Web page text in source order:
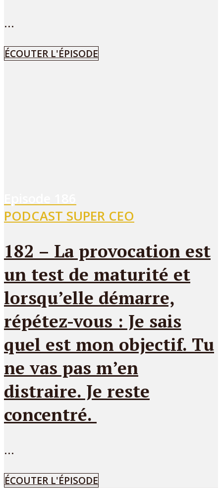
...
ÉCOUTER L'ÉPISODE
PODCAST SUPER CEO
182 – La provocation est
un test de maturité et
lorsqu’elle démarre,
répétez-vous : Je sais
quel est mon objectif. Tu
ne vas pas m’en
distraire. Je reste
concentré.
...
ÉCOUTER L'ÉPISODE